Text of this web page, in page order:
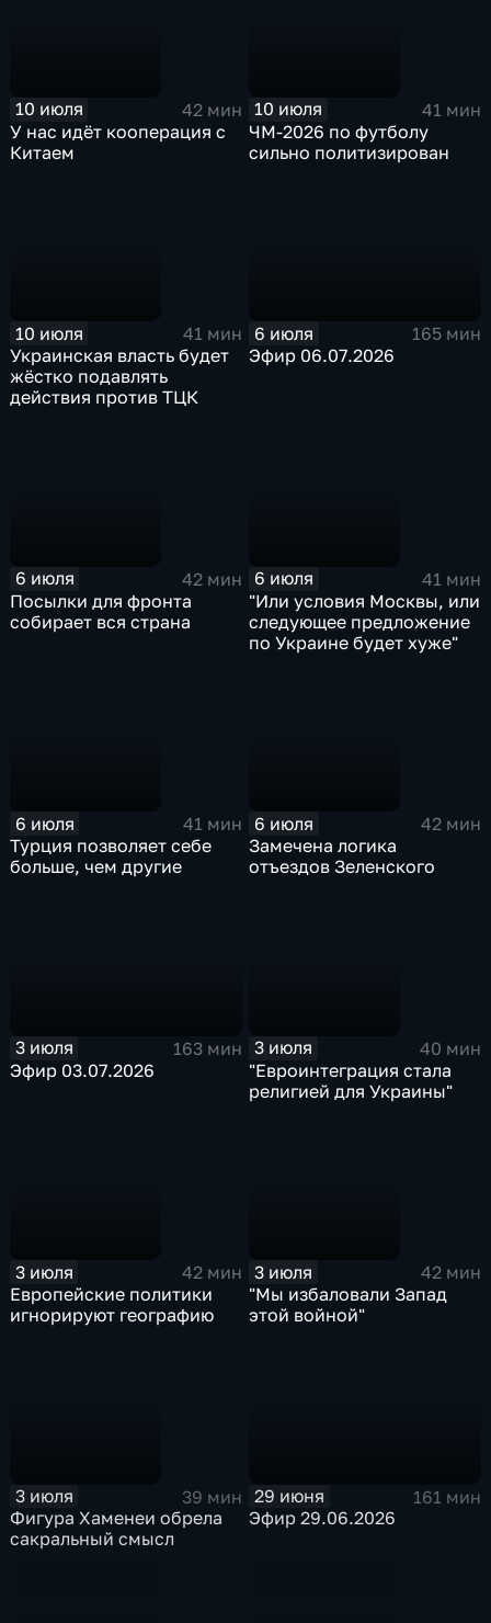
10 июля
42 мин
У нас идёт кооперация с
Китаем
10 июля
41 мин
ЧМ-2026 по футболу
сильно политизирован
10 июля
41 мин
Украинская власть будет
жёстко подавлять
действия против ТЦК
6 июля
165 мин
Эфир 06.07.2026
6 июля
42 мин
Посылки для фронта
собирает вся страна
6 июля
41 мин
"Или условия Москвы, или
следующее предложение
по Украине будет хуже"
6 июля
41 мин
Турция позволяет себе
больше, чем другие
6 июля
42 мин
Замечена логика
отъездов Зеленского
3 июля
163 мин
Эфир 03.07.2026
3 июля
40 мин
"Евроинтеграция стала
религией для Украины"
3 июля
42 мин
Европейские политики
игнорируют географию
3 июля
42 мин
"Мы избаловали Запад
этой войной"
3 июля
39 мин
Фигура Хаменеи обрела
сакральный смысл
29 июня
161 мин
Эфир 29.06.2026